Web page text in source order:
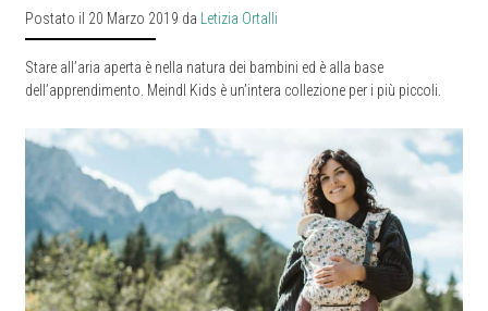
Postato il 20 Marzo 2019 da Letizia Ortalli
Stare all’aria aperta è nella natura dei bambini ed è alla base
dell’apprendimento. Meindl Kids è un’intera collezione per i più piccoli.